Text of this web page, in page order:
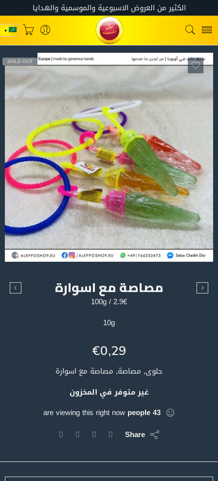
SOLD OUT
مصاصة مع اسوارة
2.9€ / 100g
10g
€0,29
حلوى, مصاصة, مصاصة مع اسوارة
غير متوفر في المخزون
43
people
are viewing this right now
Share